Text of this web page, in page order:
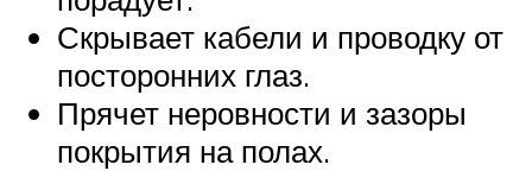
Скрывает кабели и проводку от
посторонних глаз.
Прячет неровности и зазоры
покрытия на полах.